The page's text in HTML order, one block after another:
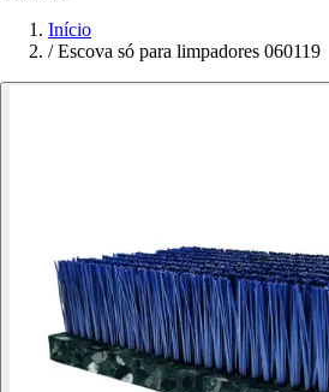
Início
/ Escova só para limpadores 060119